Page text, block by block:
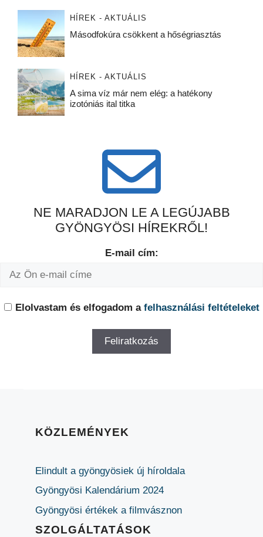
HÍREK - AKTUÁLIS
Másodfokúra csökkent a hőségriasztás
HÍREK - AKTUÁLIS
A sima víz már nem elég: a hatékony
izotóniás ital titka
NE MARADJON LE A LEGÚJABB
GYÖNGYÖSI HÍREKRŐL!
E-mail cím:
Elolvastam és elfogadom a felhasználási feltételeket
KÖZLEMÉNYEK
Elindult a gyöngyösiek új híroldala
Gyöngyösi Kalendárium 2024
Gyöngyösi értékek a filmvásznon
SZOLGÁLTATÁSOK